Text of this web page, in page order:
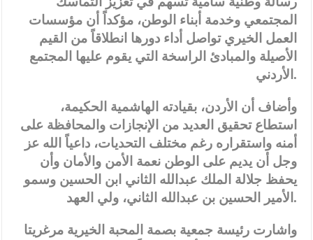
المجتمعي وخدمة أبناء الوطن، مؤكداً أن مؤسسات
العمل الخيري تواصل أداء دورها انطلاقاً من القيم
الأصيلة والمبادئ الراسخة التي يقوم عليها المجتمع
الأردني.
وأضاف أن الأردن، بقيادته الهاشمية الحكيمة،
استطاع تحقيق العديد من الإنجازات والمحافظة على
أمنه واستقراره رغم مختلف التحديات، داعياً الله عز
وجل أن يديم على الوطن نعمة الأمن والأمان وأن
يحفظ جلالة الملك عبدالله الثاني ابن الحسين وسمو
الأمير الحسين بن عبدالله الثاني، ولي العهد.
واشارت رئيسة جمعية بصمة المحبة الخيرية مرغريتا